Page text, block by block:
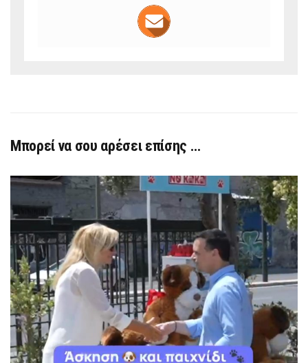
Μπορεί να σου αρέσει επίσης …